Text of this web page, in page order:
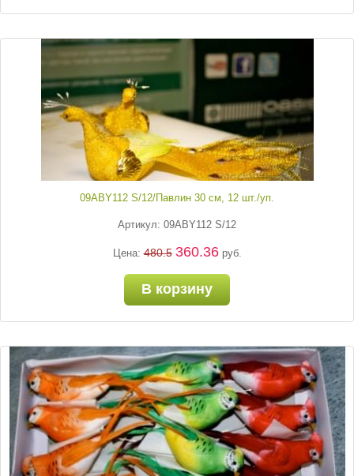
09ABY112 S/12/Павлин 30 см, 12 шт./уп.
Артикул: 09ABY112 S/12
Цена:480.5 360.36руб.
В корзину